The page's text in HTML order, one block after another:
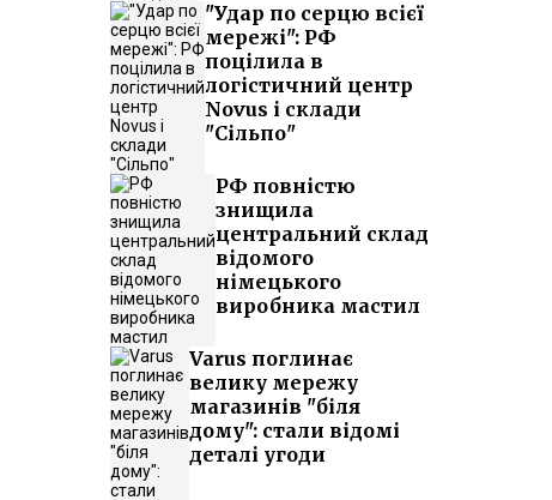
"Удар по серцю всієї
мережі": РФ
поцілила в
логістичний центр
Novus і склади
"Сільпо"
РФ повністю
знищила
центральний склад
відомого
німецького
виробника мастил
Varus поглинає
велику мережу
магазинів "біля
дому": стали відомі
деталі угоди